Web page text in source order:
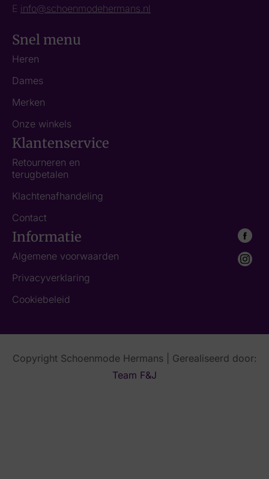
E info@schoenmodehermans.nl
Snel menu
Heren
Dames
Merken
Onze winkels
Klantenservice
Retourneren en
terugbetalen
Klachtenafhandeling
Contact
Informatie
Algemene voorwaarden
Privacyverklaring
Cookiebeleid
Copyright Schoenmode Hermans | Gerealiseerd door:
Team F&J